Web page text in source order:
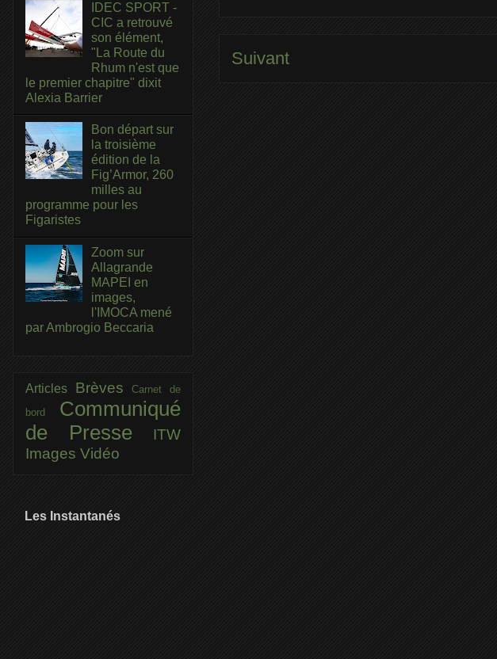
Suivant
IDEC SPORT -
CIC a retrouvé
son élément,
"La Route du
Rhum n'est que
le premier chapitre" dixit
Alexia Barrier
Bon départ sur
la troisième
édition de la
Fig’Armor, 260
milles au
programme pour les
Figaristes
Zoom sur
Allagrande
MAPEI en
images,
l'IMOCA mené
par Ambrogio Beccaria
Articles BrèvesCarnet de
bord Communiqué
de Presse
ITW
Images Vidéo
Les Instantanés